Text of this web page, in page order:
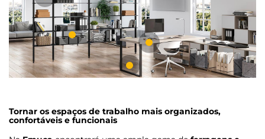
Tornar os espaços de trabalho mais organizados,
confortáveis e funcionais